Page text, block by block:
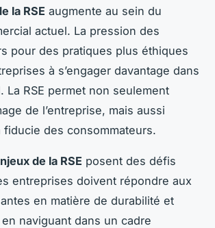
la RSE augmente au sein du
actuel. La pression des
pour des pratiques plus éthiques
à s’engager davantage dans
La RSE permet non seulement
de l’entreprise, mais aussi
fiducie des consommateurs.
de la RSE posent des défis
entreprises doivent répondre aux
en matière de durabilité et
naviguant dans un cadre